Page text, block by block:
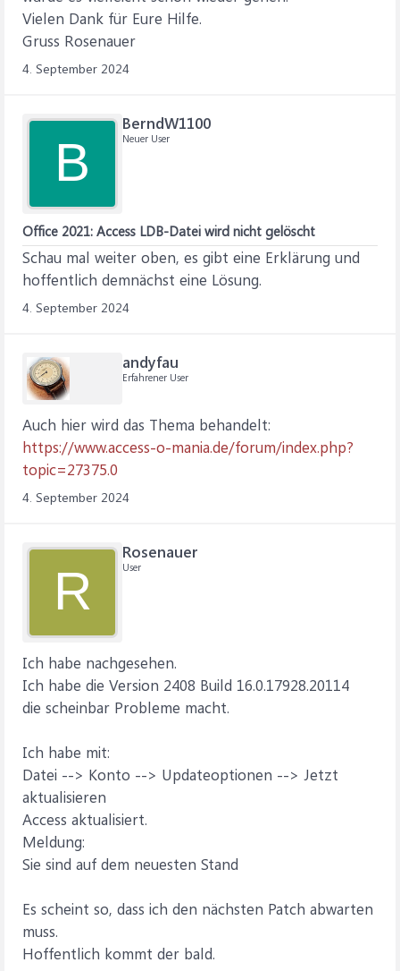
Vielen Dank für Eure Hilfe.
Gruss Rosenauer
4. September 2024
B
BerndW1100
Neuer User
Office 2021: Access LDB-Datei wird nicht gelöscht
Schau mal weiter oben, es gibt eine Erklärung und
hoffentlich demnächst eine Lösung.
4. September 2024
andyfau
Erfahrener User
Auch hier wird das Thema behandelt:
https://www.access-o-mania.de/forum/index.php?
topic=27375.0
4. September 2024
R
Rosenauer
User
Ich habe nachgesehen.
Ich habe die Version 2408 Build 16.0.17928.20114
die scheinbar Probleme macht.
Ich habe mit:
Datei --> Konto --> Updateoptionen --> Jetzt
aktualisieren
Access aktualisiert.
Meldung:
Sie sind auf dem neuesten Stand
Es scheint so, dass ich den nächsten Patch abwarten
muss.
Hoffentlich kommt der bald.